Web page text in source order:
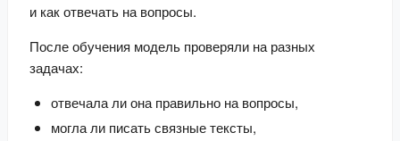
и как отвечать на вопросы.
После обучения модель проверяли на разных
задачах:
отвечала ли она правильно на вопросы,
могла ли писать связные тексты,